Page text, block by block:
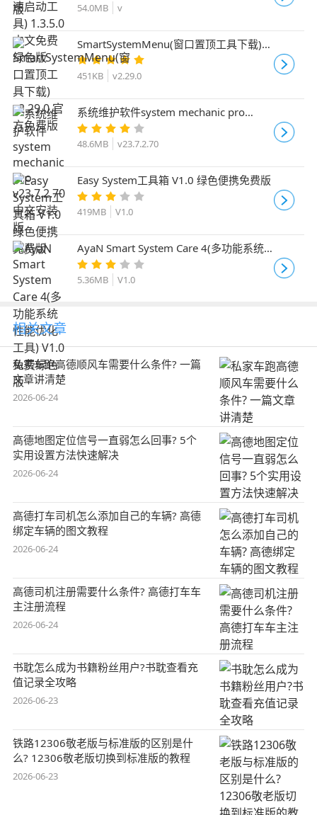
54.0MB v
SmartSystemMenu(窗口置顶工具下载)
v2.29.0 官方免费版
451KB v2.29.0
系统维护软件system mechanic pro
v23.7.2.70 中文安装版
48.6MB v23.7.2.70
Easy System工具箱 V1.0 绿色便携免费版
419MB V1.0
AyaN Smart System Care 4(多功能系统
性能优化工具) V1.0 免费绿色版
5.36MB V1.0
相关文章
私家车跑高德顺风车需要什么条件? 一篇
文章讲清楚
2026-06-24
高德地图定位信号一直弱怎么回事? 5个
实用设置方法快速解决
2026-06-24
高德打车司机怎么添加自己的车辆? 高德
绑定车辆的图文教程
2026-06-24
高德司机注册需要什么条件? 高德打车车
主注册流程
2026-06-24
书耽怎么成为书籍粉丝用户?书耽查看充
值记录全攻略
2026-06-23
铁路12306敬老版与标准版的区别是什
么? 12306敬老版切换到标准版的教程
2026-06-23